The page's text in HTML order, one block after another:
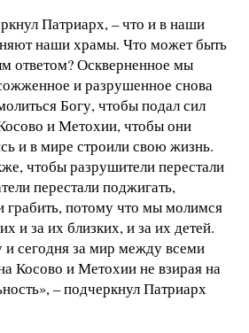
Патриарх, – что и в наши
наши храмы. Что может быть
ответом? Оскверненное мы
и разрушенное снова
Богу, чтобы подал сил
и Метохии, чтобы они
и в мире строили свою жизнь.
чтобы разрушители перестали
перестали поджигать,
грабить, потому что мы молимся
и за их близких, и за их детей.
сегодня за мир между всеми
Косово и Метохии не взирая на
– подчеркнул Патриарх